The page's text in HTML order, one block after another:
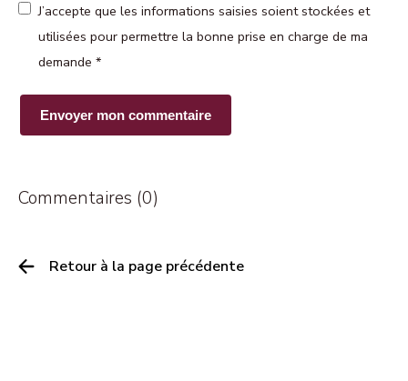
J’accepte que les informations saisies soient stockées et
utilisées pour permettre la bonne prise en charge de ma
demande *
Commentaires (0)
Retour à la page précédente